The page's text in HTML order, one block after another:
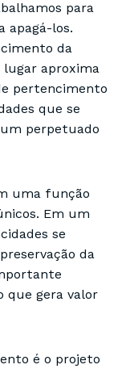
para
apagá-los.
da
aproxima
pertencimento
que se
perpetuado
uma função
Em um
se
da
que gera valor
é o projeto